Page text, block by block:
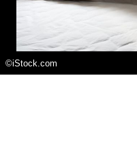
©iStock.com